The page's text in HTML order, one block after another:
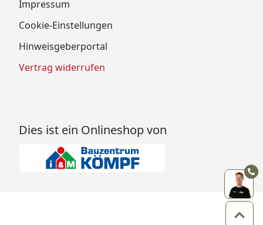
Impressum
Cookie-Einstellungen
Hinweisgeberportal
Vertrag widerrufen
Dies ist ein Onlineshop von